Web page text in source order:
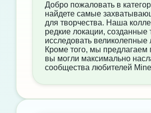
Добро пожаловать в
найдете самые
для творчества. Наша
редкие локации,
исследовать
Кроме того, мы предлагаем
вы могли максимально
сообщества любителей